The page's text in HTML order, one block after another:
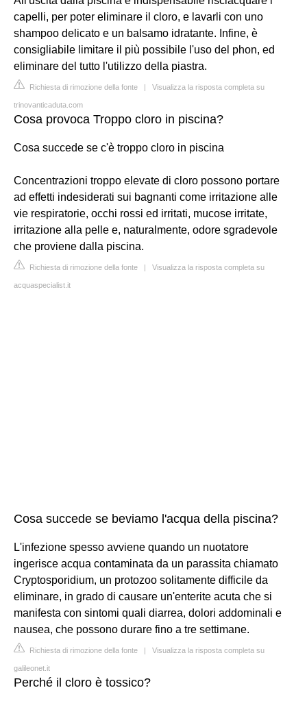
capelli, per poter eliminare il cloro, e lavarli con uno
shampoo delicato e un balsamo idratante. Infine, è
consigliabile limitare il più possibile l'uso del phon, ed
eliminare del tutto l'utilizzo della piastra.
Richiesta di rimozione della fonte | Visualizza la risposta completa su
trinovanticaduta.com
Cosa provoca Troppo cloro in piscina?
Cosa succede se c'è troppo cloro in piscina
Concentrazioni troppo elevate di cloro possono portare
ad effetti indesiderati sui bagnanti come irritazione alle
vie respiratorie, occhi rossi ed irritati, mucose irritate,
irritazione alla pelle e, naturalmente, odore sgradevole
che proviene dalla piscina.
Richiesta di rimozione della fonte | Visualizza la risposta completa su
acquaspecialist.it
Cosa succede se beviamo l'acqua della piscina?
L'infezione spesso avviene quando un nuotatore
ingerisce acqua contaminata da un parassita chiamato
Cryptosporidium, un protozoo solitamente difficile da
eliminare, in grado di causare un'enterite acuta che si
manifesta con sintomi quali diarrea, dolori addominali e
nausea, che possono durare fino a tre settimane.
Richiesta di rimozione della fonte | Visualizza la risposta completa su
galileonet.it
Perché il cloro è tossico?